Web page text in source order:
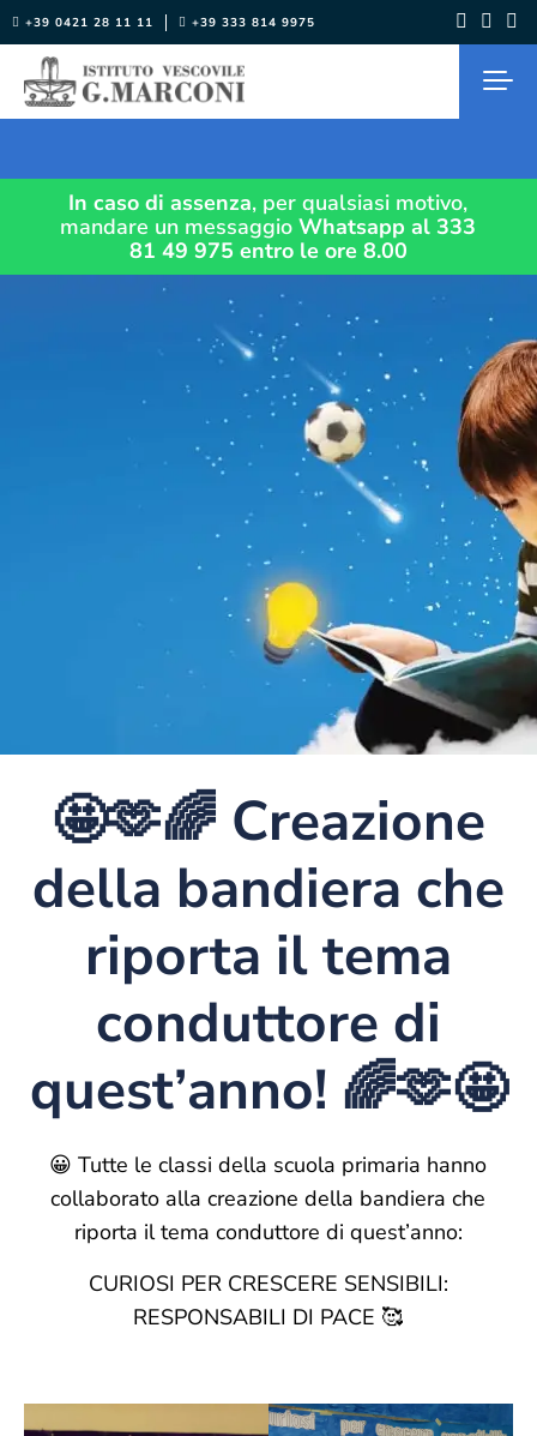
Salta
al
contenuto
+39 0421 28 11 11 +39 333 814 9975
In caso di assenza, per qualsiasi motivo,
mandare un messaggioWhatsapp al 333
81 49 975 entro le ore 8.00
🤩🫶🌈 Creazione
della bandiera che
riporta il tema
conduttore di
quest’anno! 🌈🫶🤩
😀 Tutte le classi della scuola primaria hanno
collaborato alla creazione della bandiera che
riporta il tema conduttore di quest’anno:
CURIOSI PER CRESCERE SENSIBILI:
RESPONSABILI DI PACE 🥰